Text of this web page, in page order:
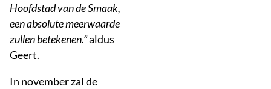
Hoofdstad van de Smaak,
een absolute meerwaarde
zullen betekenen.”aldus
Geert.
In november zal de